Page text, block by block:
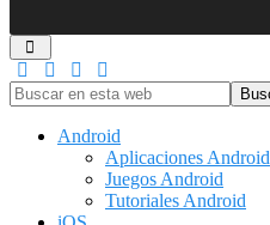
Buscar
en
Android
Aplicaciones Android
Juegos Android
Tutoriales Android